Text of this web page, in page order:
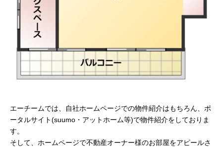
エーチームでは、自社ホームページでの物件紹介はもちろん、ポ
ータルサイト(suumo・アットホーム等)で物件紹介をしておりま
す。
そして、ホームページで不動産オーナー様のお部屋をアピールさ